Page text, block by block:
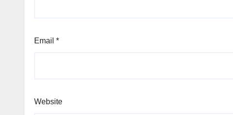
Email *
Website